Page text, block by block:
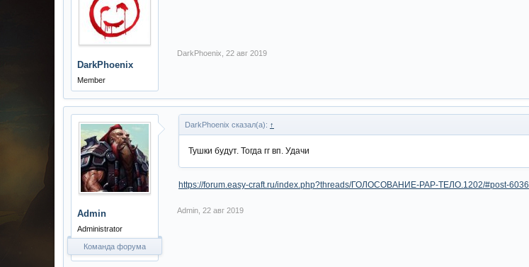
DarkPhoenix
Member
DarkPhoenix 22 авг 2019
Admin
Administrator
Команда форума
DarkPhoenix сказал(а): ↑
Тушки будут. Тогда гг вп. Удачи
https://forum.easy-craft.ru/index.php?threads/ГОЛОСОВАНИЕ-РАР-ТЕЛО.1202/#post-6036
Admin 22 авг 2019